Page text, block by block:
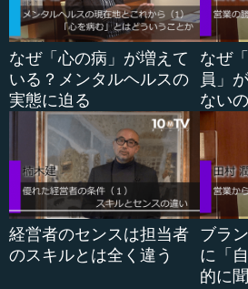
ールに縛られないことが非常に大
―― ゼロベース...
なぜ「心の病」が増えて
いる？メンタルヘルスの
実態に迫る
なぜ
員」
ない
経営者のセンスは担当者
のスキルとは全く違う
ブラ
に「
的に